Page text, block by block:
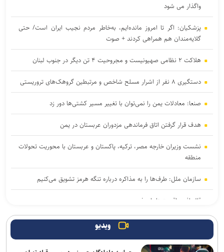
واگذار می شود
پزشکیان: اگر تا امروز مانده‌ایم، به‌خاطر مردم نجیب ایران است/ حتی
گلایه‌مندان هم همراهی کردند + صوت
هلاکت ۲ نظامی صهیونیست و مجروحیت ۴ تن دیگر در جنوب لبنان
دستگیری ۸ نفر از اشرار مسلح شاخص و مرتبطین گروهک‌های تروریستی
صنعا: معادلات یمن را نمی‌توان با تغییر مسیر کشتی‌ها دور زد
هدف قرار گرفتن اتاق‌ فرماندهی مزدوران عربستان در یمن
نشست وزیران خارجه مصر، ترکیه، پاکستان و عربستان با محوریت تحولات
منطقه
سازمان ملل: طرف‌ها را به مذاکره درباره تنگه هرمز تشویق می‌کنیم
قالیباف: واقعیت‌ها را بپذیرید
رایزنی عراقچی و همتای موریتانی خود درباره تحولات منطقه
دور هفتم مذاکرات لبنان و رژیم صهیونیستی در رم بدون نتیجه پایان
ویدیو